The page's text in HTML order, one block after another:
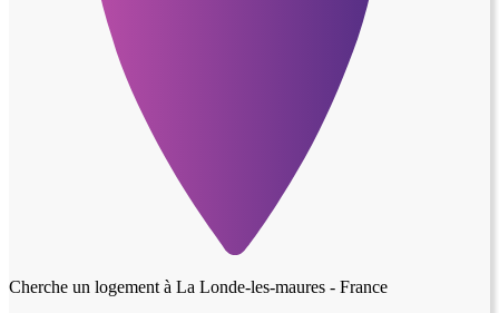
Cherche un logement à La Londe-les-maures - France